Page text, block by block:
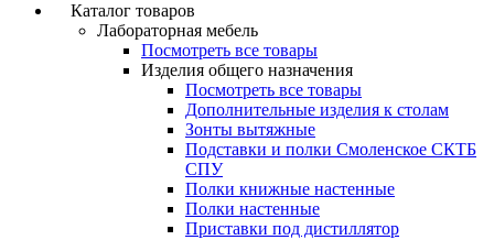
Каталог товаров
Лабораторная мебель
Посмотреть все товары
Изделия общего назначения
Посмотреть все товары
Дополнительные изделия к столам
Зонты вытяжные
Подставки и полки Смоленское СКТБ
СПУ
Полки книжные настенные
Полки настенные
Приставки под дистиллятор